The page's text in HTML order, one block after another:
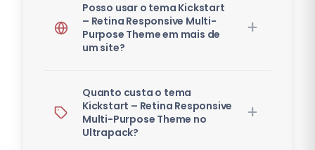
Posso usar o tema Kickstart
– Retina Responsive Multi-
Purpose Theme em mais de
um site?
Quanto custa o tema
Kickstart – Retina Responsive
Multi-Purpose Theme no
Ultrapack?